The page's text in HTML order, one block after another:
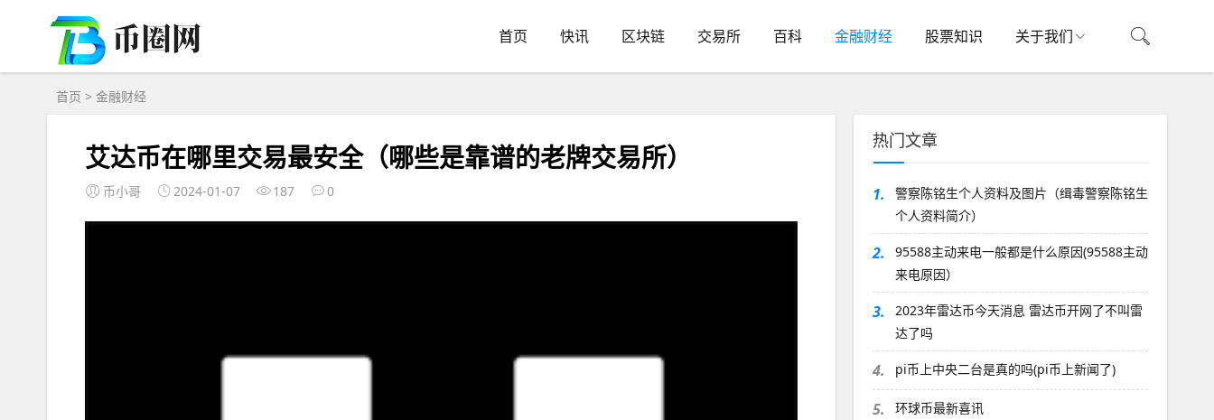
首页 快讯 区块链 交易所 百科 金融财经 股票知识 关于我们
首页 > 金融财经
艾达币在哪里交易最安全（哪些是靠谱的老牌交易所）
币小哥 2024-01-07 187 0
热门文章
1.
警察陈铭生个人资料及图片（缉毒警察陈铭生
个人资料简介）
2.
95588主动来电一般都是什么原因(95588主动
来电原因）
3.
2023年雷达币今天消息 雷达币开网了不叫雷
达了吗
4. pi币上中央二台是真的吗(pi币上新闻了)
5. 环球币最新喜讯